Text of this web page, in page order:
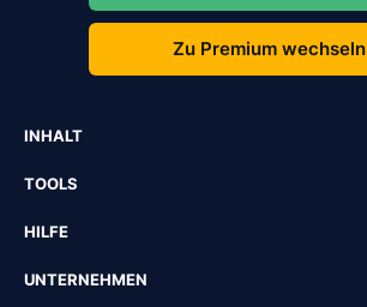
Zu Premium wechseln
INHALT
TOOLS
HILFE
UNTERNEHMEN